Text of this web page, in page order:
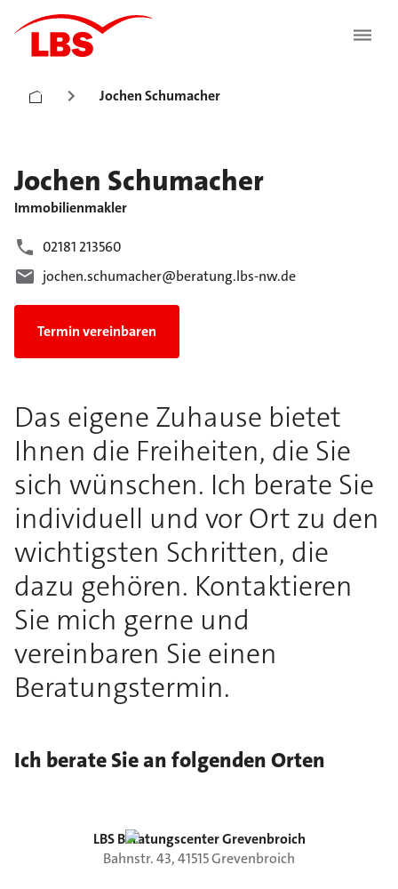
Jochen Schumacher
Jochen Schumacher
Immobilienmakler
02181 213560
jochen.schumacher@beratung.lbs-nw.de
Termin vereinbaren
Das eigene Zuhause bietet
Ihnen die Freiheiten, die Sie
sich wünschen. Ich berate Sie
individuell und vor Ort zu den
wichtigsten Schritten, die
dazu gehören. Kontaktieren
Sie mich gerne und
vereinbaren Sie einen
Beratungstermin.
Ich berate Sie an folgenden Orten
LBS Beratungscenter Grevenbroich
Bahnstr.43,41515Grevenbroich